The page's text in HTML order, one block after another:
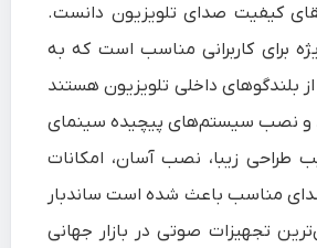
کیفیت صدای تلویزیون دانست.
برای کاربرانی مناسب است که به
بلندگوهای داخلی تلویزیون هستند
و نصب سیستم‌های پیچیده سینمای
طراحی زیبا، نصب آسان، امکانات
مناسب باعث شده است ساندبار
تجهیزات صوتی در بازار جهانی